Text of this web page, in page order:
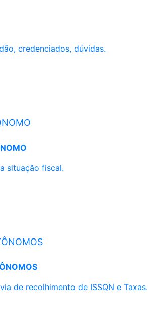
credenciados, dúvidas.
situação fiscal.
de recolhimento de ISSQN e Taxas.